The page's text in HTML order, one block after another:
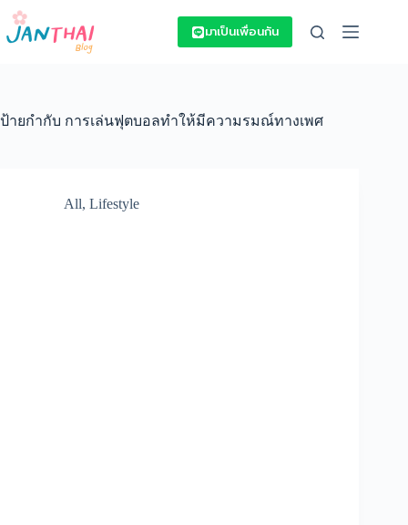
Skip
content
มาเป็นเพื่อนกัน
ป้ายกำกับ การเล่นฟุตบอลทำให้มีความรมณ์ทางเพศ
All, Lifestyle